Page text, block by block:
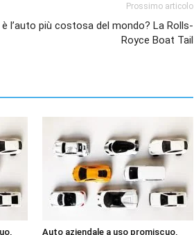
Prossimo articolo
è l’auto più costosa del mondo? La Rolls-
Royce Boat Tail
Auto aziendale a uso promiscuo,